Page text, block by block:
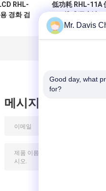
RHL-
경화 검
低功耗 RHL-11A
메시지를 남겨주세요
Mr. Davis
Good day, what
for?